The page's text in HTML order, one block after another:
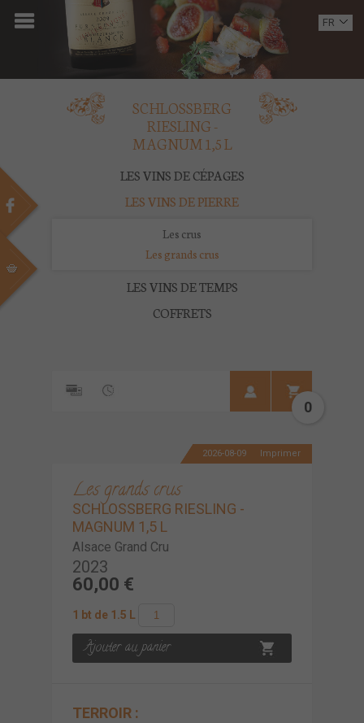
ACCUEIL
DOMAINE
VINS
BOUTIQUE
MULTIMEDIA
PRESSE
PARTENAIRES
FR
SCHLOSSBERG
RIESLING -
MAGNUM 1,5 L
LES VINS DE CÉPAGES
LES VINS DE PIERRE
Les crus
Les grands crus
LES VINS DE TEMPS
COFFRETS
0
2026-08-09 Imprimer
Les grands crus
SCHLOSSBERG RIESLING -
MAGNUM 1,5 L
Alsace Grand Cru
2023
60,00 €
1 bt de 1.5 L
TERROIR :